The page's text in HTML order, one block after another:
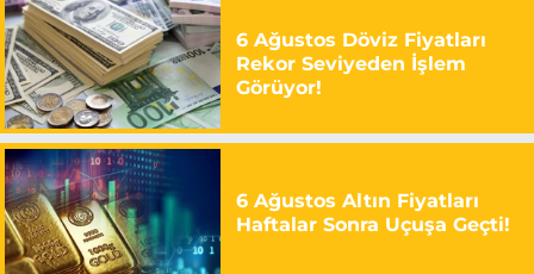
6 Ağustos Döviz Fiyatları
Rekor Seviyeden İşlem
Görüyor!
6 Ağustos Altın Fiyatları
Haftalar Sonra Uçuşa Geçti!